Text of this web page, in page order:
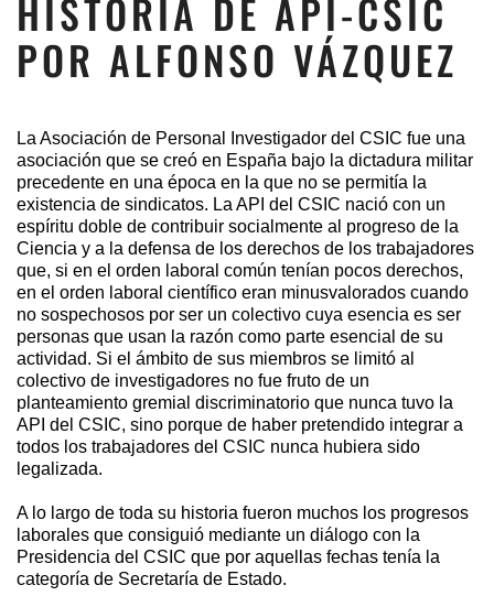
HISTORIA DE API-CSIC
POR ALFONSO VÁZQUEZ
La Asociación de Personal Investigador del CSIC fue una
asociación que se creó en España bajo la dictadura militar
precedente en una época en la que no se permitía la
existencia de sindicatos. La API del CSIC nació con un
espíritu doble de contribuir socialmente al progreso de la
Ciencia y a la defensa de los derechos de los trabajadores
que, si en el orden laboral común tenían pocos derechos,
en el orden laboral científico eran minusvalorados cuando
no sospechosos por ser un colectivo cuya esencia es ser
personas que usan la razón como parte esencial de su
actividad. Si el ámbito de sus miembros se limitó al
colectivo de investigadores no fue fruto de un
planteamiento gremial discriminatorio que nunca tuvo la
API del CSIC, sino porque de haber pretendido integrar a
todos los trabajadores del CSIC nunca hubiera sido
legalizada.
A lo largo de toda su historia fueron muchos los progresos
laborales que consiguió mediante un diálogo con la
Presidencia del CSIC que por aquellas fechas tenía la
categoría de Secretaría de Estado.